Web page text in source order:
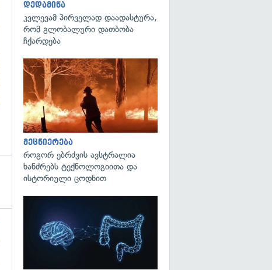
გადახედვა
გადახედვა
დედამიწა
კვლევამ პირველად დაადასტურა,
რომ გლობალური დათბობა
ჩქარდება
მეცნიერება
როგორ ებრძვის ავსტრალია
ხანძრებს ტექნოლოგიითა და
ისტორიული ცოდნით